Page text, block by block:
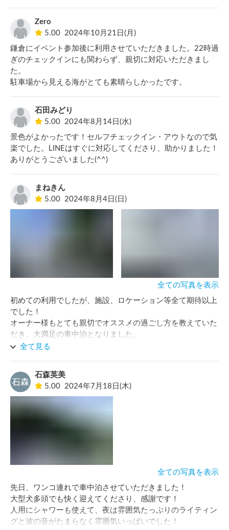
Zero
5.00 2024年10月21日(月)
鎌倉にイベント参加後に利用させていただきました。22時過
ぎのチェックインにも関わらず、親切に対応いただきまし
た。
駐車場から見える海がとても素晴らしかったです。
石田みどり
5.00 2024年8月14日(水)
景色がよかったです！セルフチェックイン・アウトなので気
楽でした。LINEはすぐに対応してくださり、助かりました！
ありがとうございました(^^)
まねきん
5.00 2024年8月4日(日)
全ての写真を表示
初めての利用でしたが、施設、ロケーション等全て期待以上
でした！
オーナー様もとても親切でオススメの過ごし方を教えていた
だき、大満足の車中泊となりました。
夜の海水浴場では生バンドのライブを行っており、お酒と音
また利用させていただきたいです^ ^
全て見る
石森英美
5.00 2024年7月18日(木)
全ての写真を表示
先日、ワンコ連れで車中泊させていただきました！
大型犬多頭でも快く迎えてくださり、感謝です！
人用にシャワーも使えて、夜は雰囲気たっぷりのライティン
グと波の音がたまらなく雰囲気いっぱいでした！